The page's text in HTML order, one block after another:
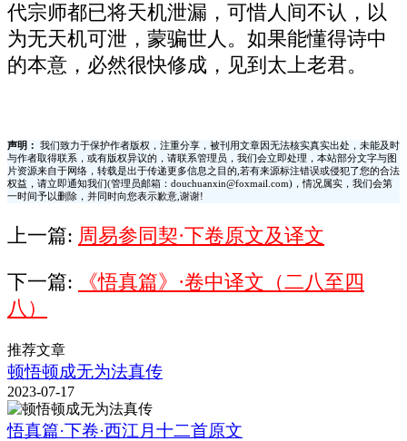
代宗师都已将天机泄漏，可惜人间不认，以
为无天机可泄，蒙骗世人。如果能懂得诗中
的本意，必然很快修成，见到太上老君。
声明：
我们致力于保护作者版权，注重分享，被刊用文章因无法核实真实出处，未能及时
与作者取得联系，或有版权异议的，请联系管理员，我们会立即处理，本站部分文字与图
片资源来自于网络，转载是出于传递更多信息之目的,若有来源标注错误或侵犯了您的合法
权益，请立即通知我们(管理员邮箱：douchuanxin@foxmail.com)，情况属实，我们会第
一时间予以删除，并同时向您表示歉意,谢谢!
上一篇: 周易参同契·下卷原文及译文
下一篇:
《悟真篇》·卷中译文（二八至四
八）
推荐文章
顿悟顿成无为法真传
2023-07-17
悟真篇·下卷·西江月十二首原文